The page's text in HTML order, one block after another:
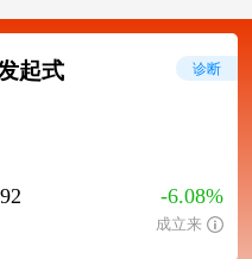
起式
-6.08%
成立来
诊断